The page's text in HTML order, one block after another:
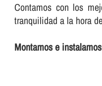
Contamos con los
tranquilidad a la hora
Montamos e